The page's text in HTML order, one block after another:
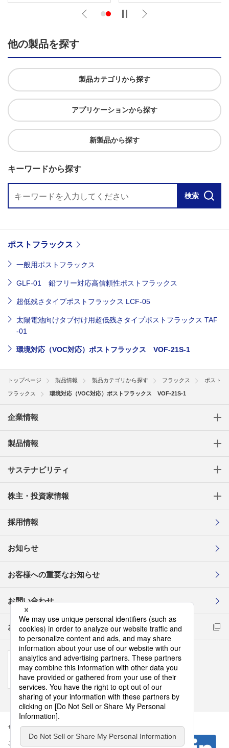
他の製品を探す
製品カテゴリから探す
アプリケーションから探す
新製品から探す
キーワードから探す
検索
ポストフラックス
一般用ポストフラックス
GLF-01 鉛フリー対応高信頼性ポストフラックス
超低残さタイプポストフラックス LCF-05
太陽電池向けタブ付け用超低残さタイプポストフラックス TAF
-01
環境対応（VOC対応）ポストフラックス VOF-21S-1
トップページ 製品情報 製品カテゴリから探す フラックス ポスト
フラックス 環境対応（VOC対応）ポストフラックス VOF-21S-1
企業情報
製品情報
サステナビリティ
株主・投資家情報
採用情報
お知らせ
お客様への重要なお知らせ
お問い合わせ
お取引先様コンプライアンス通報窓口
サイトマップ
このサイトについて